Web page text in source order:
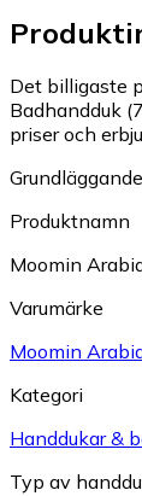
Det billigaste
Badhandduk
priser och
Produktnamn
Moomin
Varumärke
Moomin
Kategori
Handdukar &
Typ av